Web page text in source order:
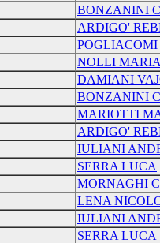
BONZANINI
ARDIGO'
NOLLI
DAMIANI
BONZANINI
MARIOTTI
ARDIGO'
IULIANI
SERRA LUCA
MORNAGHI
LENA
IULIANI
SERRA LUCA